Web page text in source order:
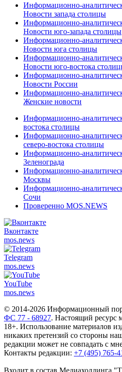
Информационно-
Новости запада столицы
Информационно-
Новости юго-запада столицы
Информационно-
Новости юга столицы
Информационно-
Новости юго-востока
Информационно-
Новости России
Информационно-
Женские новости
Информационно-
востока столицы
Информационно-
северо-востока столицы
Информационно-
Зеленограда
Информационно-
Москвы
Информационно-
Сочи
Проверенно MOS.NEWS
Вконтакте
mos.news
Telegram
mos.news
YouTube
mos.news
© 2014-2026 Информационный
ФС 77 - 68927. Настоящий ресурс
18+. Использование материалов
никаких претензий со стороны
редакции может не совпадать с
Контакты редакции: +7 (495) 765-
Входит в состав